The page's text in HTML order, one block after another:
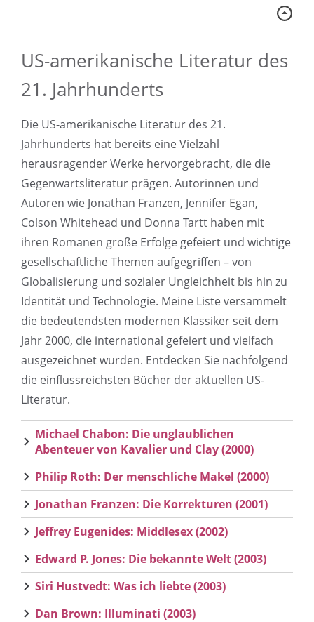
US-amerikanische Literatur des
21. Jahrhunderts
Die US-amerikanische Literatur des 21.
Jahrhunderts hat bereits eine Vielzahl
herausragender Werke hervorgebracht, die die
Gegenwartsliteratur prägen. Autorinnen und
Autoren wie Jonathan Franzen, Jennifer Egan,
Colson Whitehead und Donna Tartt haben mit
ihren Romanen große Erfolge gefeiert und wichtige
gesellschaftliche Themen aufgegriffen – von
Globalisierung und sozialer Ungleichheit bis hin zu
Identität und Technologie. Meine Liste versammelt
die bedeutendsten modernen Klassiker seit dem
Jahr 2000, die international gefeiert und vielfach
ausgezeichnet wurden. Entdecken Sie nachfolgend
die einflussreichsten Bücher der aktuellen US-
Literatur.
Michael Chabon: Die unglaublichen
Abenteuer von Kavalier und Clay (2000)
Philip Roth: Der menschliche Makel (2000)
Jonathan Franzen: Die Korrekturen (2001)
Jeffrey Eugenides: Middlesex (2002)
Edward P. Jones: Die bekannte Welt (2003)
Siri Hustvedt: Was ich liebte (2003)
Dan Brown: Illuminati (2003)